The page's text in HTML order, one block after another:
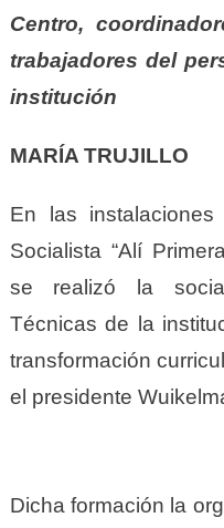
Centro,
trabajadores del
institución
MARÍA TRUJILLO
En las
Socialista “Alí
se realizó la
Técnicas de la
transformación
el presidente
Dicha formación la